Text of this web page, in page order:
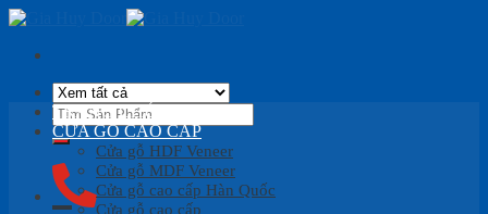
Skip
content
Tìm
kiếm:
TRANG CHỦ
CỬA GỖ CAO CẤP
Cửa gỗ HDF Veneer
Cửa gỗ MDF Veneer
Cửa gỗ cao cấp Hàn Quốc
Cửa gỗ cao cấp